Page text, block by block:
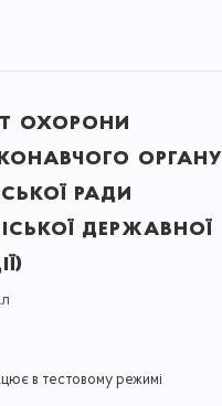
охорони
органу
ради
державної
в тестовому режимі